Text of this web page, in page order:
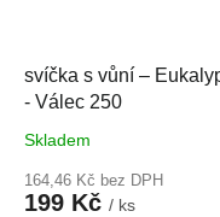
svíčka s vůní –
- Válec 250
Skladem
164,46 Kč bez DPH
199 Kč / ks